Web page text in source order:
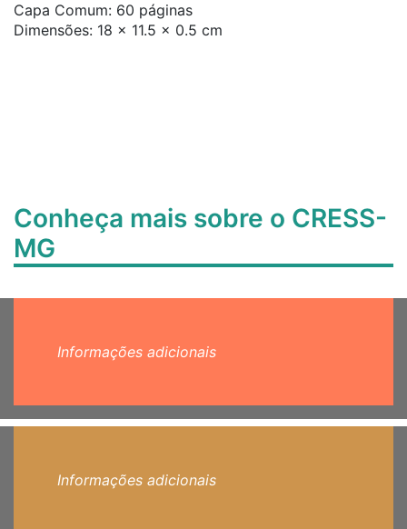
Capa Comum: 60 páginas
Dimensões: ‎18 x 11.5 x 0.5 cm
Conheça mais sobre o CRESS-
MG
Informações adicionais
Informações adicionais